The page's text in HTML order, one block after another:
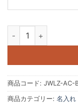
干支守護尊 辰年 巳
商品コード: JWLZ-AC-
商品カテゴリー: 名入れ